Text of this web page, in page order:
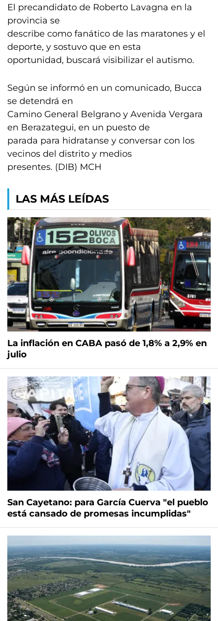
El precandidato de Roberto Lavagna en la
provincia se
describe como fanático de las maratones y el
deporte, y sostuvo que en esta
oportunidad, buscará visibilizar el autismo.
Según se informó en un comunicado, Bucca
se detendrá en
Camino General Belgrano y Avenida Vergara
en Berazategui, en un puesto de
parada para hidratanse y conversar con los
vecinos del distrito y medios
presentes. (DIB) MCH
LAS MÁS LEÍDAS
La inflación en CABA pasó de 1,8% a 2,9% en
julio
San Cayetano: para García Cuerva "el pueblo
está cansado de promesas incumplidas"